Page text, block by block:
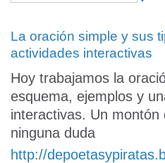
La oración simple y sus
actividades interactivas
Hoy trabajamos la
esquema, ejemplos y
interactivas. Un
ninguna duda
http://